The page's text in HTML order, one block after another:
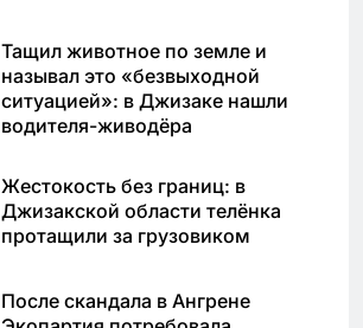
Тащил животное по земле и
называл это «безвыходной
ситуацией»: в Джизаке нашли
водителя-живодёра
Жестокость без границ: в
Джизакской области телёнка
протащили за грузовиком
После скандала в Ангрене